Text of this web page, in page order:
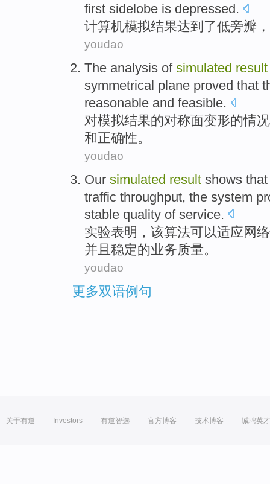
first sidelobe is depressed.
计算机模拟结果达到 了低旁瓣 ，
youdao
The analysis of simulated result
symmetrical plane proved that
reasonable and feasible.
对模拟结果的对称面变形的情况
和正确性。
youdao
Our simulated result shows
traffic throughput, the system
stable quality of service.
实验表明， 该算法可以适应网络
并且 稳定的业务质量。
youdao
更多双语例句
关于有道 Investors 有道智选 官方博客 技术博客 诚聘英才